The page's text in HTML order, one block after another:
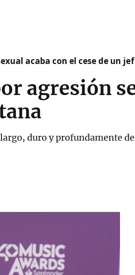
acaba con el cese de un
agresión
duro y profundamente